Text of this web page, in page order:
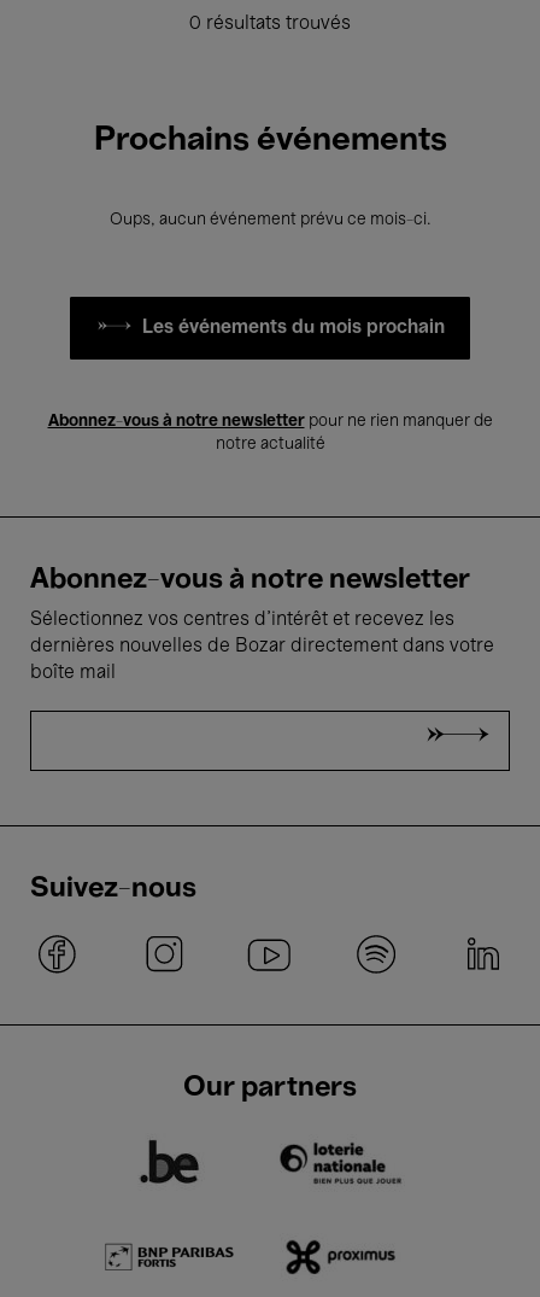
0 résultats trouvés
Prochains événements
Oups, aucun événement prévu ce mois-ci.
Les événements du mois prochain
Abonnez-vous à notre newsletterpour ne rien manquer de
notre actualité
Abonnez-vous à notre newsletter
Sélectionnez vos centres d'intérêt et recevez les
dernières nouvelles de Bozar directement dans votre
boîte mail
Suivez-nous
Our partners